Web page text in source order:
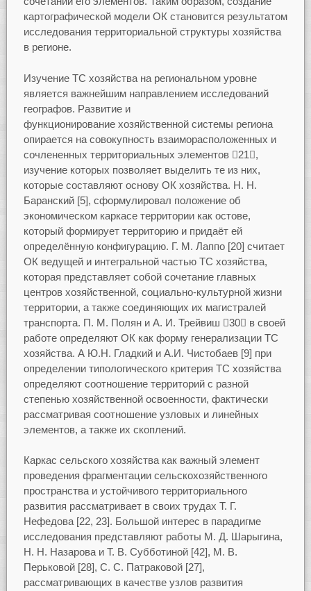
картографической модели ОК становится результатом
исследования территориальной структуры хозяйства
в регионе.
Изучение ТС хозяйства на региональном уровне
является важнейшим направлением исследований
географов. Развитие и
функционирование хозяйственной системы региона
опирается на совокупность взаиморасположенных и
сочлененных территориальных элементов 21,
изучение которых позволяет выделить те из них,
которые составляют основу ОК хозяйства. Н. Н.
Баранский [5], сформулировал положение об
экономическом каркасе территории как остове,
который формирует территорию и придаёт ей
определённую конфигурацию. Г. М. Лаппо [20] считает
ОК ведущей и интегральной частью ТС хозяйства,
которая представляет собой сочетание главных
центров хозяйственной, социально-культурной жизни
территории, а также соединяющих их магистралей
транспорта. П. М. Полян и А. И. Трейвиш 30 в своей
работе определяют ОК как форму генерализации ТС
хозяйства. А Ю.Н. Гладкий и А.И. Чистобаев [9] при
определении типологического критерия ТС хозяйства
определяют соотношение территорий с разной
степенью хозяйственной освоенности, фактически
рассматривая соотношение узловых и линейных
элементов, а также их скоплений.
Каркас сельского хозяйства как важный элемент
проведения фрагментации сельскохозяйственного
пространства и устойчивого территориального
развития рассматривает в своих трудах Т. Г.
Нефедова [22, 23]. Большой интерес в парадигме
исследования представляют работы М. Д. Шарыгина,
Н. Н. Назарова и Т. В. Субботиной [42], М. В.
Перьковой [28], С. С. Патраковой [27],
рассматривающих в качестве узлов развития